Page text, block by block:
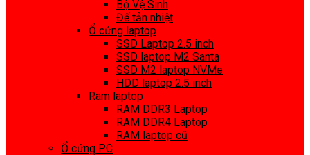
Bộ Vệ Sinh
Đế tản nhiệt
Ổ cứng laptop
SSD Laptop 2.5 inch
SSD laptop M2 Santa
SSD M2 laptop NVMe
HDD laptop 2.5 inch
Ram laptop
RAM DDR3 Laptop
RAM DDR4 Laptop
RAM laptop cũ
Ổ cứng PC